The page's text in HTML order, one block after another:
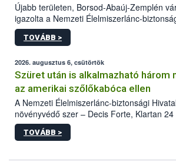
Újabb területen, Borsod-Abaúj-Zemplén
igazolta a Nemzeti Élelmiszerlánc-
kőrisrontó karcsúdíszbogár (Agrilus
kártevőt nem csak színcsapdában találták
az intenzív felderítést, emellett az
hatósággal is összehangolják a terjedés
TOVÁBB >
2026. augusztus 6, csütörtök
Szüret után is alkalmazható három
az amerikai szőlőkabóca ellen
A Nemzeti Élelmiszerlánc-biztonsági
növényvédő szer – Decis Forte, Klartan
engedélyokiratát módosította, így azok a
egészen a vesszőérettség (BBCH 91)
érésű szőlőkben is legyen lehetőség a
TOVÁBB >